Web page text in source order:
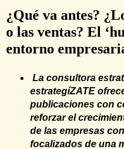
¿Qué va antes?
o las ventas? El
entorno
La consultora
estrategíZATE
publicaciones con
reforzar el
de las empresas
focalizados de una